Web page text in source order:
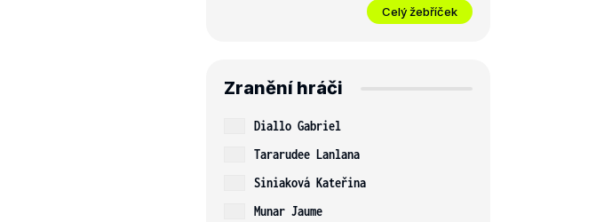
Celý žebříček
Zranění hráči
Diallo Gabriel
Tararudee Lanlana
Siniaková Kateřina
Munar Jaume